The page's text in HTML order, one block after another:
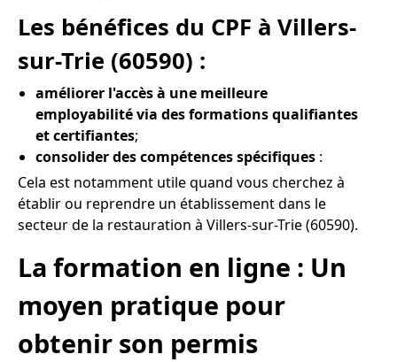
Les bénéfices du CPF à Villers-
sur-Trie (60590) :
améliorer l'accès à une meilleure
employabilité via des formations qualifiantes
et certifiantes;
consolider des compétences spécifiques :
Cela est notamment utile quand vous cherchez à
établir ou reprendre un établissement dans le
secteur de la restauration à Villers-sur-Trie (60590).
La formation en ligne : Un
moyen pratique pour
obtenir son permis